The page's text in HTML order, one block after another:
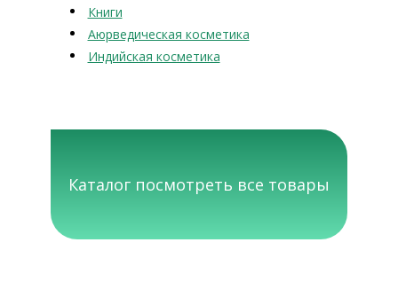
Книги
Аюрведическая косметика
Индийская косметика
Каталог посмотреть все товары